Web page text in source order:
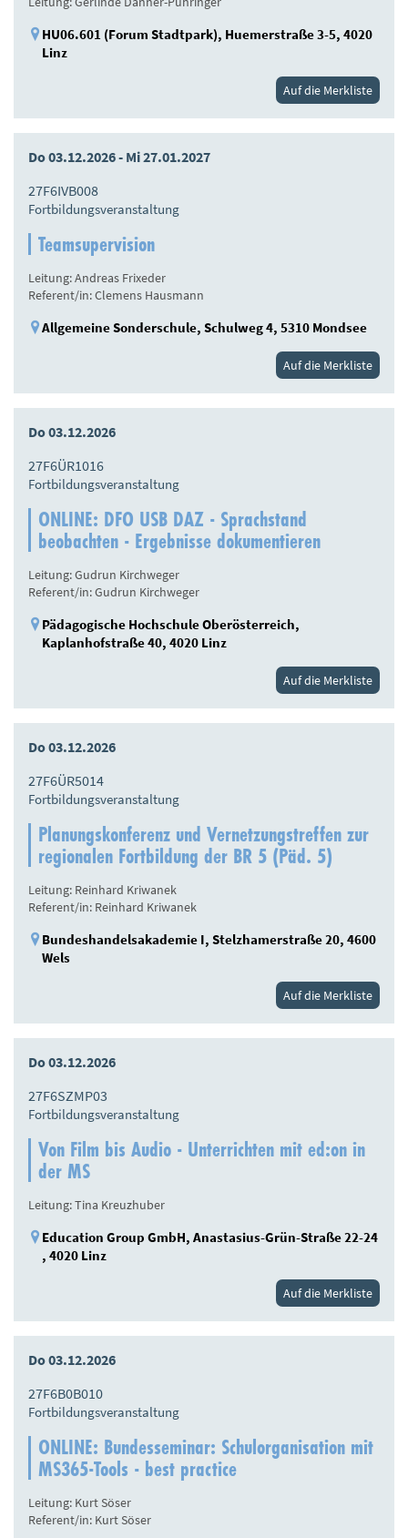
HU06.601 (Forum Stadtpark), Huemerstraße 3-5, 4020
Linz
Auf die Merkliste
Do 03.12.2026 - Mi 27.01.2027
27F6IVB008
Fortbildungsveranstaltung
Teamsupervision
Leitung: Andreas Frixeder
Referent/in: Clemens Hausmann
Allgemeine Sonderschule, Schulweg 4, 5310 Mondsee
Auf die Merkliste
Do 03.12.2026
27F6ÜR1016
Fortbildungsveranstaltung
ONLINE: DFO USB DAZ - Sprachstand
beobachten - Ergebnisse dokumentieren
Leitung: Gudrun Kirchweger
Referent/in: Gudrun Kirchweger
Pädagogische Hochschule Oberösterreich,
Kaplanhofstraße 40, 4020 Linz
Auf die Merkliste
Do 03.12.2026
27F6ÜR5014
Fortbildungsveranstaltung
Planungskonferenz und Vernetzungstreffen zur
regionalen Fortbildung der BR 5 (Päd. 5)
Leitung: Reinhard Kriwanek
Referent/in: Reinhard Kriwanek
Bundeshandelsakademie I, Stelzhamerstraße 20, 4600
Wels
Auf die Merkliste
Do 03.12.2026
27F6SZMP03
Fortbildungsveranstaltung
Von Film bis Audio - Unterrichten mit ed:on in
der MS
Leitung: Tina Kreuzhuber
Education Group GmbH, Anastasius-Grün-Straße 22-24
, 4020 Linz
Auf die Merkliste
Do 03.12.2026
27F6B0B010
Fortbildungsveranstaltung
ONLINE: Bundesseminar: Schulorganisation mit
MS365-Tools - best practice
Leitung: Kurt Söser
Referent/in: Kurt Söser